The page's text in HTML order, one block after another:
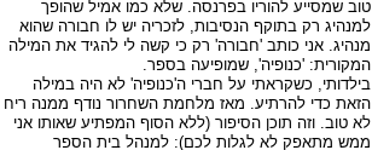
טוב שמסייע להוריו בפרנסה. שלא כמו אמיל שהופך
למנהיג רק בתוקף הנסיבות, לזכריה יש לו חבורה שהוא
מנהיג. אני כותב 'חבורה' רק כי קשה לי להגיד את המילה
המקורית: 'כנופיה', שמופיעה בספר.
בילדותי, כשקראתי על חברי ה'כנופיה' לא היה במילה
הזאת כדי להרתיע. מאז מלחמת השחרור נודף ממנה ריח
לא טוב. וזה תוכן הסיפור (ללא הסוף המפתיע שאותו אני
ממש מתאפק לא לגלות לכם): למנהל בית הספר